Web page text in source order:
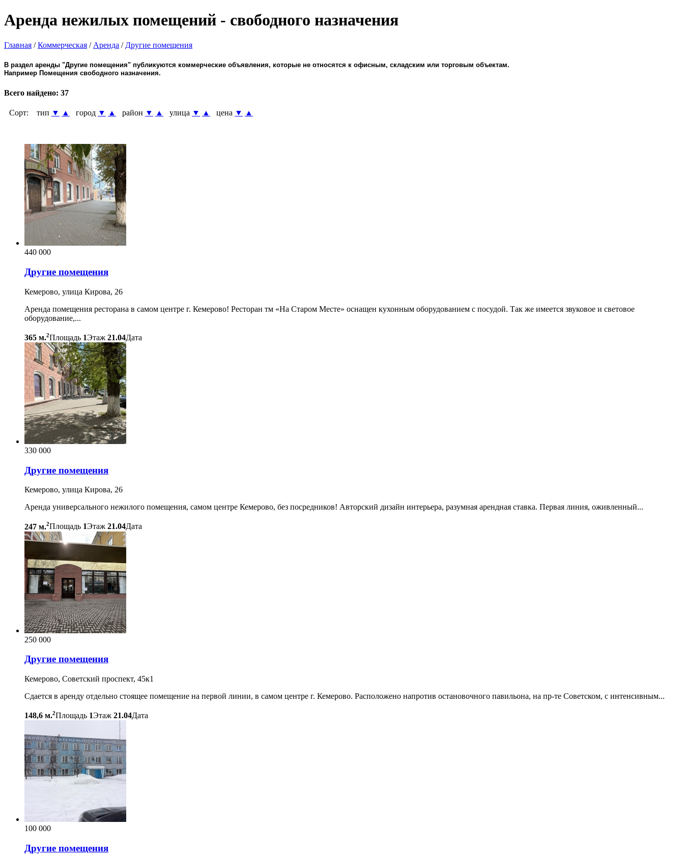
Аренда нежилых помещений - свободного назначения
Главная /Коммерческая / Аренда / Другие помещения
В раздел аренды "Другие помещения" публикуются коммерческие объявления, которые не относятся к офисным, складским или торговым объектам.
Например Помещения свободного назначения.
Всего найдено: 37
Сорт: тип ▼ ▲ город ▼ ▲ район ▼ ▲ улица ▼ ▲ цена ▼ ▲
440 000
Другие помещения
Кемерово, улица Кирова, 26
Аренда помещения ресторана в самом центре г. Кемерово! Ресторан тм «На Старом Месте» оснащен кухонным оборудованием с посудой. Так же имеется звуковое и световое
оборудование,...
365 м.2Площадь 1Этаж 21.04Дата
330 000
Другие помещения
Кемерово, улица Кирова, 26
Аренда универсального нежилого помещения, самом центре Кемерово, без посредников! Авторский дизайн интерьера, разумная арендная ставка. Первая линия, оживленный...
247 м.2Площадь 1Этаж 21.04Дата
250 000
Другие помещения
Кемерово, Советский проспект, 45к1
Сдается в аренду отдельно стоящее помещение на первой линии, в самом центре г. Кемерово. Расположено напротив остановочного павильона, на пр-те Советском, с интенсивным...
148,6 м.2Площадь 1Этаж 21.04Дата
100 000
Другие помещения